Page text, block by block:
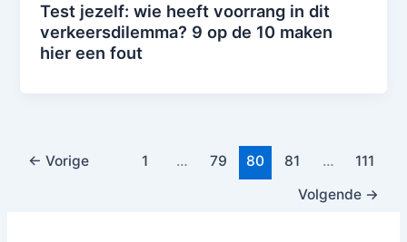
Test jezelf: wie heeft voorrang in dit
verkeersdilemma? 9 op de 10 maken
hier een fout
← Vorige 1 … 79 80 81 …
111
Volgende →